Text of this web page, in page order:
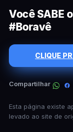
Você SABE
#Boravê
CLIQUE
Compartilhar
Esta página existe
levado ao site de